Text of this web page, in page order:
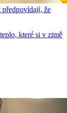
předpovídají, že
které si v zimě